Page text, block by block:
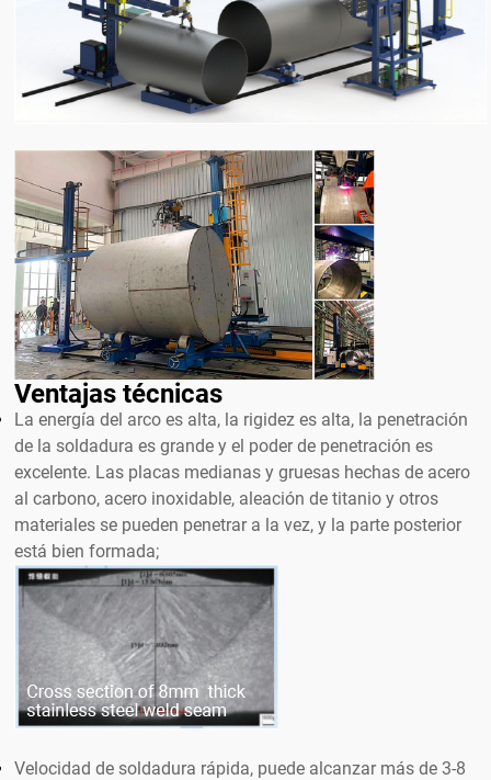
Ventajas técnicas
La energía del arco es alta, la rigidez es alta, la penetración
de la soldadura es grande y el poder de penetración es
excelente. Las placas medianas y gruesas hechas de acero
al carbono, acero inoxidable, aleación de titanio y otros
materiales se pueden penetrar a la vez, y la parte posterior
está bien formada;
Velocidad de soldadura rápida, puede alcanzar más de 3-8